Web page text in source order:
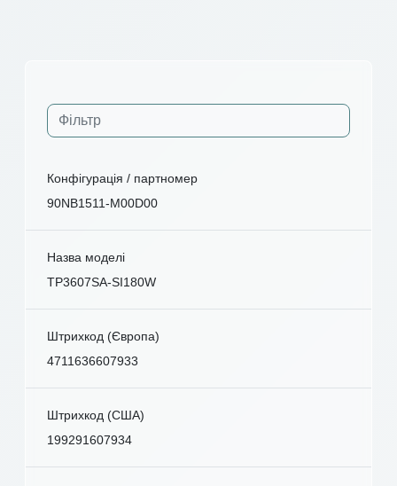
Конфігурація / партномер
90NB1511-M00D00
Назва моделі
TP3607SA-SI180W
Штрихкод (Європа)
4711636607933
Штрихкод (США)
199291607934